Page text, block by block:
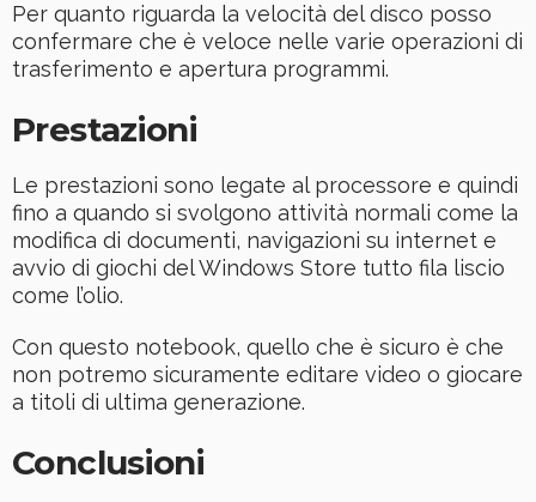
Per quanto riguarda la velocità del disco posso
confermare che è veloce nelle varie operazioni di
trasferimento e apertura programmi.
Prestazioni
Le prestazioni sono legate al processore e quindi
fino a quando si svolgono attività normali come la
modifica di documenti, navigazioni su internet e
avvio di giochi del Windows Store tutto fila liscio
come l’olio.
Con questo notebook, quello che è sicuro è che
non potremo sicuramente editare video o giocare
a titoli di ultima generazione.
Conclusioni